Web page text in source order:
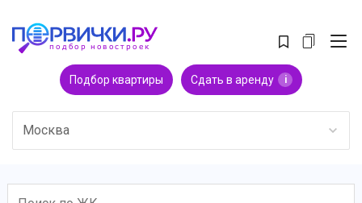
Подбор квартиры Сдать в аренду i
Москва